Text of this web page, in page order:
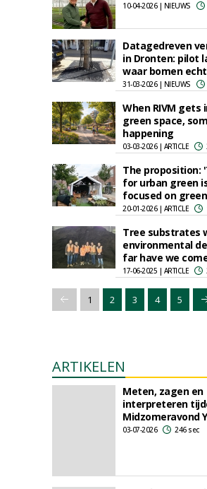
10-04-2026 | NIEUWS
Datagedreven
in Dronten: pilot
waar bomen
31-03-2026 | NIEUWS
When RIVM gets
green space,
happening
03-03-2026 | ARTICLE
The proposition:
for urban green
focused on
20-01-2026 | ARTICLE
Tree substrates
environmental
far have we
17-06-2025 | ARTICLE
1 2 3 4 5
ARTIKELEN
Meten, zagen en
interpreteren
Midzomeravond
03-07-2026 246 sec